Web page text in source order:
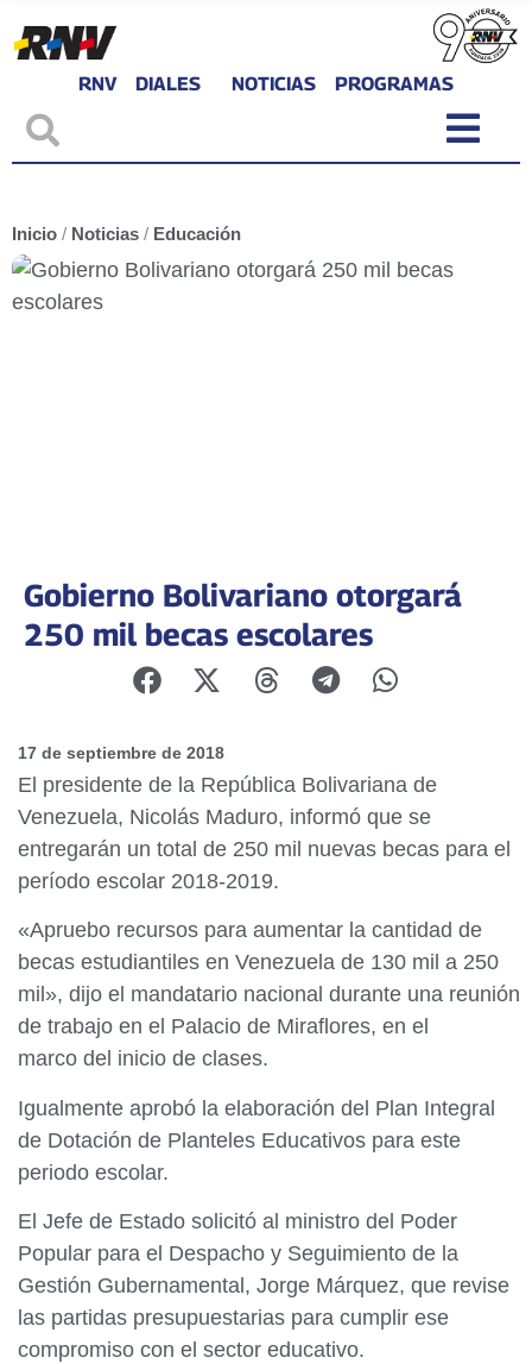
RNV DIALES NOTICIAS PROGRAMAS
Inicio / Noticias / Educación
Gobierno Bolivariano otorgará
250 mil becas escolares
17 de septiembre de 2018
El presidente de la República Bolivariana de
Venezuela, Nicolás Maduro, informó que se
entregarán un total de 250 mil nuevas becas para el
período escolar 2018-2019.
«Apruebo recursos para aumentar la cantidad de
becas estudiantiles en Venezuela de 130 mil a 250
mil», dijo el mandatario nacional durante una reunión
de trabajo en el Palacio de Miraflores, en el
marco del inicio de clases.
Igualmente aprobó la elaboración del Plan Integral
de Dotación de Planteles Educativos para este
periodo escolar.
El Jefe de Estado solicitó al ministro del Poder
Popular para el Despacho y Seguimiento de la
Gestión Gubernamental, Jorge Márquez, que revise
las partidas presupuestarias para cumplir ese
compromiso con el sector educativo.